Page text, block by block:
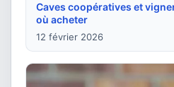
Caves coopératives et
où acheter
12 février 2026